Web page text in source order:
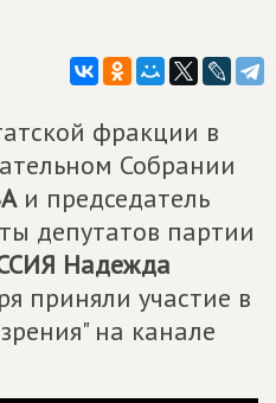
фракции в
Собрании
и председатель
депутатов партии
Надежда
приняли участие в
на канале